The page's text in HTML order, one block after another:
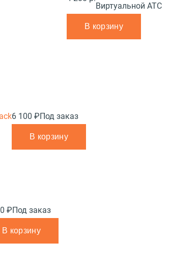
Виртуальной АТС
В корзину
6 100 ₽Под заказ
В корзину
₽Под заказ
В корзину